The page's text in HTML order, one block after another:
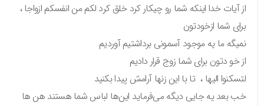
از آیات خدا اینکه شما رو چیکار کرد خلق کرد لکم من انفسکم ازواجا ،
برای شما ازخودتون‌
نمیگه ما یه موجود آسمونی برداشتیم آوردیم
از خو دتون برای شما زوج قرار دادیم
لتسکنوا الیها ، تا با این زنها آرامش پیدا بکنید
خب بعد یه جایی دیگه می‌فرماید این‌ها لباس شما هستند هن ها